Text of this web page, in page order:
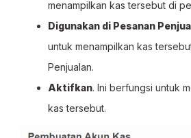
menampilkan kas tersebut di
Digunakan di Pesanan
untuk menampilkan kas
Penjualan.
Aktifkan. Ini berfungsi untuk
kas tersebut.